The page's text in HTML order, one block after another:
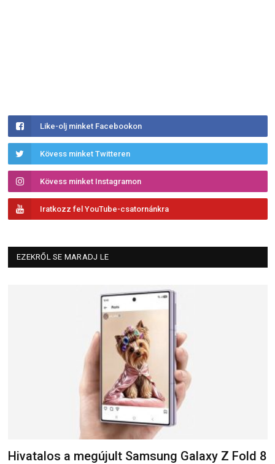
Like-olj minket Facebookon
Kövess minket Twitteren
Kövess minket Instagramon
Iratkozz fel YouTube-csatornánkra
EZEKRŐL SE MARADJ LE
Hivatalos a megújult Samsung Galaxy Z Fold 8